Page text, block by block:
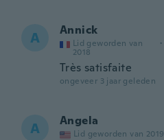
A Annick
Lid geworden van
2018
·
Très satisfaite
ongeveer 3 jaar geleden
A Angela
Lid geworden van 2019